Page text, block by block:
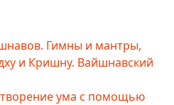
Гимны и мантры,
и Кришну. Вайшнавский
ума с помощью